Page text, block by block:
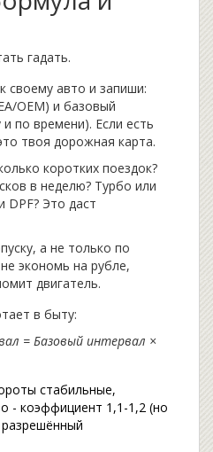
гадать.
своему авто и запиши:
OEM) и базовый
по времени). Если есть
твоя дорожная карта.
коротких поездок?
в неделю? Турбо или
DPF? Это даст
а не только по
экономь на рубле,
двигатель.
в быту:
= Базовый интервал ×
стабильные,
- коэффициент 1,1-1,2 (но